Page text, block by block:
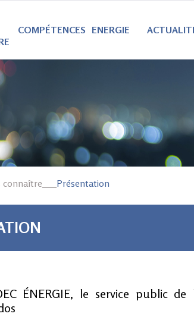
COMPÉTENCES ENERGIE
ICI
connaître Présentation
ÉNERGIE, le service public de